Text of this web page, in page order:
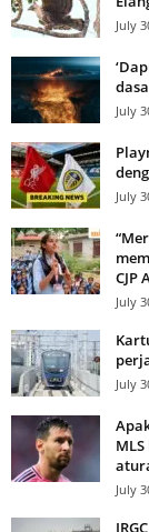
July
July
July
CJP
July
July
July